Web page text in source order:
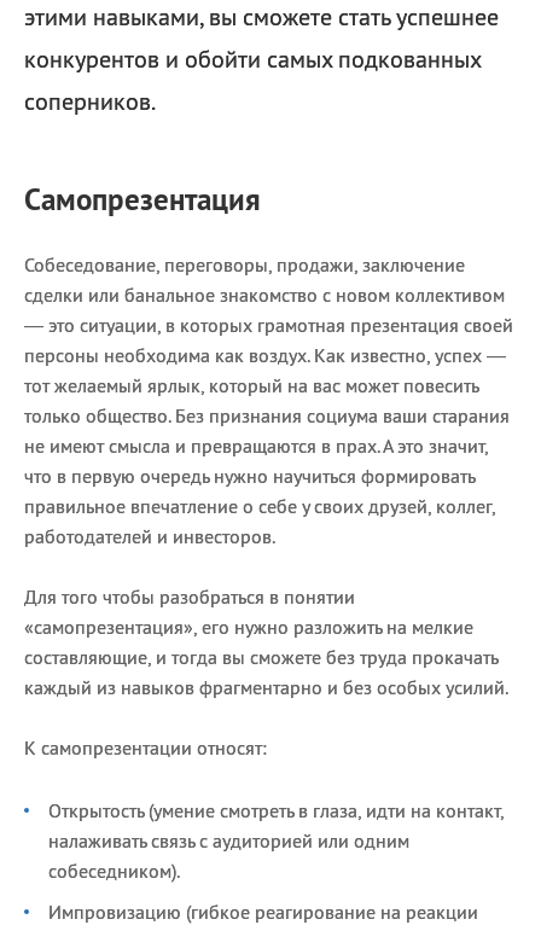
этими навыками, вы сможете стать успешнее
конкурентов и обойти самых подкованных
соперников.
Самопрезентация
Собеседование, переговоры, продажи, заключение
сделки или банальное знакомство с новом коллективом
— это ситуации, в которых грамотная презентация своей
персоны необходима как воздух. Как известно, успех —
тот желаемый ярлык, который на вас может повесить
только общество. Без признания социума ваши старания
не имеют смысла и превращаются в прах. А это значит,
что в первую очередь нужно научиться формировать
правильное впечатление о себе у своих друзей, коллег,
работодателей и инвесторов.
Для того чтобы разобраться в понятии
«самопрезентация», его нужно разложить на мелкие
составляющие, и тогда вы сможете без труда прокачать
каждый из навыков фрагментарно и без особых усилий.
К самопрезентации относят:
Открытость (умение смотреть в глаза, идти на контакт,
налаживать связь с аудиторией или одним
собеседником).
Импровизацию (гибкое реагирование на реакции